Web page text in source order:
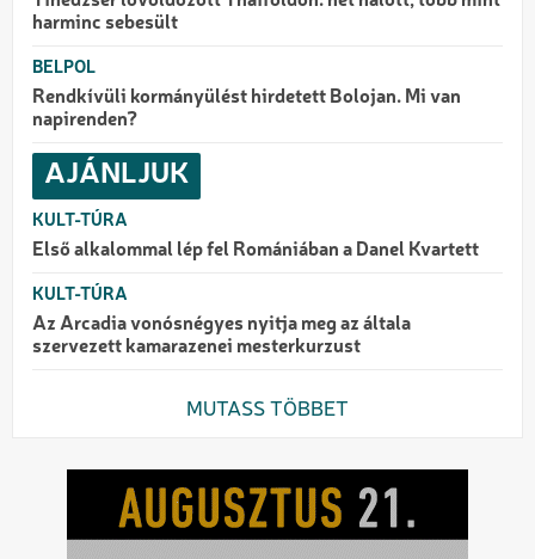
harminc sebesült
BELPOL
Rendkívüli kormányülést hirdetett Bolojan. Mi van
napirenden?
AJÁNLJUK
KULT-TÚRA
Első alkalommal lép fel Romániában a Danel Kvartett
KULT-TÚRA
Az Arcadia vonósnégyes nyitja meg az általa
szervezett kamarazenei mesterkurzust
MUTASS TÖBBET